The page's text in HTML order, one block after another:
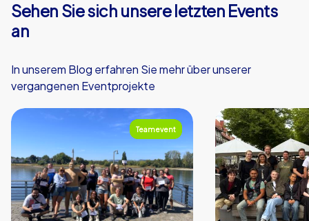
Sehen Sie sich unsere letzten Events
an
In unserem Blog erfahren Sie mehr über unserer
vergangenen Eventprojekte
Teamevent